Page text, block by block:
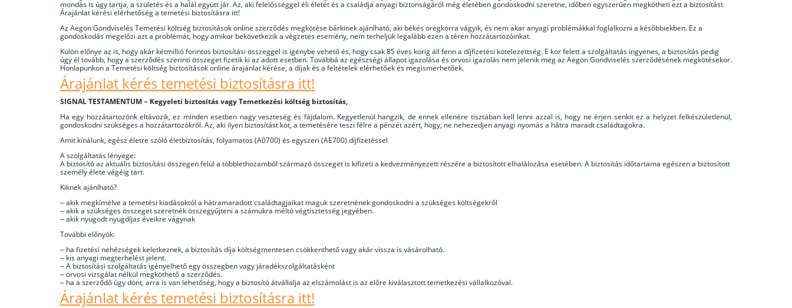
mondás is úgy tartja, a születés és a halál együtt jár. Az, aki felelősséggel éli életét és a családja anyagi biztonságáról még életében gondoskodni szeretne, időben egyszerűen megkötheti ezt a biztosítást.
Árajánlat kérési elérhetőség a temetési biztosításra itt!
Az Aegon Gondviselés Temetési költség biztosítások online szerződés megkötése bárkinek ajánlható, aki békés öregkorra vágyik, és nem akar anyagi problémákkal foglalkozni a későbbiekben. Ez a
gondoskodás megelőzi azt a problémát, hogy amikor bekövetkezik a végzetes esemény, nem terheljük legalább ezen a téren hozzátartozóinkat.
Külön előnye az is, hogy akár kétmillió forintos biztosítási összeggel is igénybe vehető és, hogy csak 85 éves korig áll fenn a díjfizetési kötelezettség. E kor felett a szolgáltatás ingyenes, a biztosítás pedig
úgy él tovább, hogy a szerződés szerinti összeget fizetik ki az adott esetben. Továbbá az egészségi állapot igazolása és orvosi igazolás nem jelenik meg az Aegon Gondviselés szerződésének megkötésekor.
Honlapunkon a Temetési költség biztosítások online árajánlat kérése, a díjak és a feltételek elérhetőek és megismerhetőek.
Árajánlat kérés temetési biztosításra itt!
SIGNAL TESTAMENTUM – Kegyeleti biztosítás vagy Temetkezési költség biztosítás,
Ha egy hozzátartozónk eltávozik, ez minden esetben nagy veszteség és fájdalom. Kegyetlenül hangzik, de ennek ellenére tisztában kell lenni azzal is, hogy ne érjen senkit ez a helyzet felkészületlenül,
gondoskodni szükséges a hozzátartozókról. Az, aki ilyen biztosítást köt, a temetésére teszi félre a pénzét azért, hogy, ne nehezedjen anyagi nyomás a hátra maradt családtagokra.
Amit kínálunk, egész életre szóló életbiztosítás, folyamatos (A0700) és egyszeri (AE700) díjfizetéssel
A szolgáltatás lényege:
A biztosító az aktuális biztosítási összegen felül a többlethozamból származó összeget is kifizeti a kedvezményezett részére a biztosított elhalálozása esetében. A biztosítás időtartama egészen a biztosított
személy élete végéig tart.
Kiknek ajánlható?
– akik megkímélve a temetési kiadásoktól a hátramaradott családtagjaikat maguk szeretnének gondoskodni a szükséges költségekről
– akik a szükséges összeget szeretnék összegyűjteni a számukra méltó végtisztesség jegyében.
– akik nyugodt nyugdíjas éveikre vágynak
További előnyök:
– ha fizetési nehézségek keletkeznek, a biztosítás díja költségmentesen csökkenthető vagy akár vissza is vásárolható.
– kis anyagi megterhelést jelent.
– A biztosítási szolgáltatás igényelhető egy összegben vagy járadékszolgáltatásként
– orvosi vizsgálat nélkül megköthető a szerződés.
– ha a szerződő úgy dönt, arra is van lehetőség, hogy a biztosító átvállalja az elszámolást is az előre kiválasztott temetkezési vállalkozóval.
Árajánlat kérés temetési biztosításra itt!